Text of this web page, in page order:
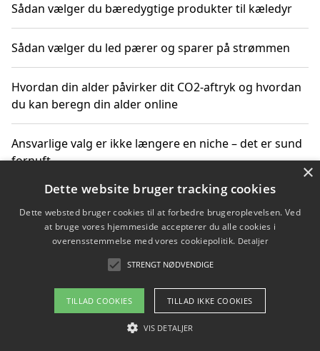
Sådan vælger du bæredygtige produkter til kæledyr
Sådan vælger du led pærer og sparer på strømmen
Hvordan din alder påvirker dit CO2-aftryk og hvordan
du kan beregn din alder online
Ansvarlige valg er ikke længere en niche – det er sund
fornuft
Sådan kan du handle bæredygtigt og bestil med
faktura
Om / kontakt
Blog Betingelser
×
Dette website bruger tracking cookies
Dette websted bruger cookies til at forbedre brugeroplevelsen. Ved
at bruge vores hjemmeside accepterer du alle cookies i
overensstemmelse med vores cookiepolitik. Detaljer
STRENGT NØDVENDIGE
TILLAD COOKIES TILLAD IKKE COOKIES
VIS DETALJER